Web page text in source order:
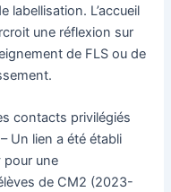
labellisation. L’accueil
une réflexion sur
de FLS ou de
contacts privilégiés
Un lien a été établi
pour une
de CM2 (2023-